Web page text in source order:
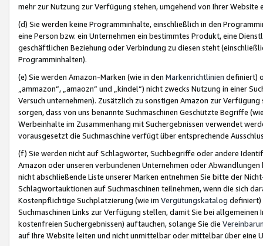
mehr zur Nutzung zur Verfügung stehen, umgehend von Ihrer
(d) Sie werden keine Programminhalte, einschließlich in den
eine Person bzw. ein Unternehmen ein bestimmtes Produkt, eine
geschäftlichen Beziehung oder Verbindung zu diesen steht
Programminhalten).
(e) Sie werden Amazon-Marken (wie in den Markenrichtlinien definiert)
„ammazon“, „amaozn“ und „kindel“) nicht zwecks Nutzung in einer
Versuch unternehmen). Zusätzlich zu sonstigen Amazon zur
sorgen, dass von uns benannte Suchmaschinen Geschützte Begriffe
Werbeinhalte im Zusammenhang mit Suchergebnissen verwendet
vorausgesetzt die Suchmaschine verfügt über entsprechende
(f) Sie werden nicht auf Schlagwörter, Suchbegriffe oder andere
Amazon oder unseren verbundenen Unternehmen oder
nicht abschließende Liste unserer Marken entnehmen Sie bitte der
Schlagwortauktionen auf Suchmaschinen teilnehmen, wenn die sich
Kostenpflichtige Suchplatzierung (wie im Vergütungskatalog definiert)
Suchmaschinen Links zur Verfügung stellen, damit Sie bei
kostenfreien Suchergebnissen) auftauchen, solange Sie die
auf Ihre Website leiten und nicht unmittelbar oder mittelbar über eine